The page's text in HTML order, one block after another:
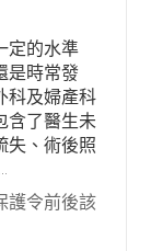
定的水準
是時常發
科及婦產科
含了醫生未
失、術後照
步，但醫
生。很多案
幸遇到相
護令前後該